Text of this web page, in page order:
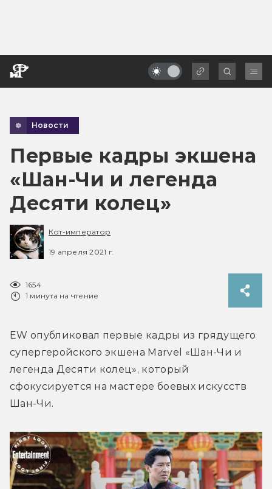
Новости
Первые кадры экшена
«Шан-Чи и легенда
Десяти колец»
Кот-император
19 апреля 2021 г.
1654
1 минута на чтение
EW опубликовал первые кадры из грядущего
супергеройского экшена Marvel «Шан-Чи и
легенда Десяти колец», который
сфокусируется на мастере боевых искусств
Шан-Чи.